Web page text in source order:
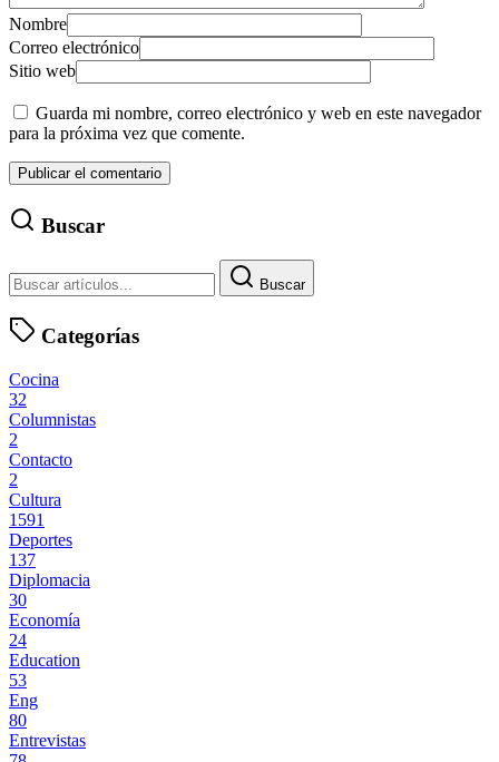
Nombre
Correo electrónico
Sitio web
Guarda mi nombre, correo electrónico y web en este navegador
para la próxima vez que comente.
Buscar
Buscar
Categorías
Cocina
32
Columnistas
2
Contacto
2
Cultura
1591
Deportes
137
Diplomacia
30
Economía
24
Education
53
Eng
80
Entrevistas